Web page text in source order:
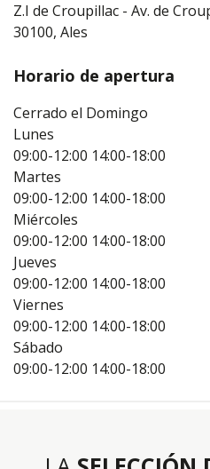
Z.I de Croupillac - Av. de
30100, Ales
Horario de apertura
Cerrado el Domingo
Lunes
09:00-12:00 14:00-18:00
Martes
09:00-12:00 14:00-18:00
Miércoles
09:00-12:00 14:00-18:00
Jueves
09:00-12:00 14:00-18:00
Viernes
09:00-12:00 14:00-18:00
Sábado
09:00-12:00 14:00-18:00